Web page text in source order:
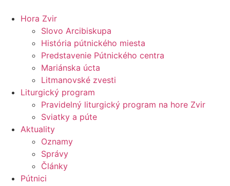
Hora Zvir
Slovo Arcibiskupa
História pútnického miesta
Predstavenie Pútnického centra
Mariánska úcta
Litmanovské zvesti
Liturgický program
Pravidelný liturgický program na hore Zvir
Sviatky a púte
Aktuality
Oznamy
Správy
Články
Pútnici